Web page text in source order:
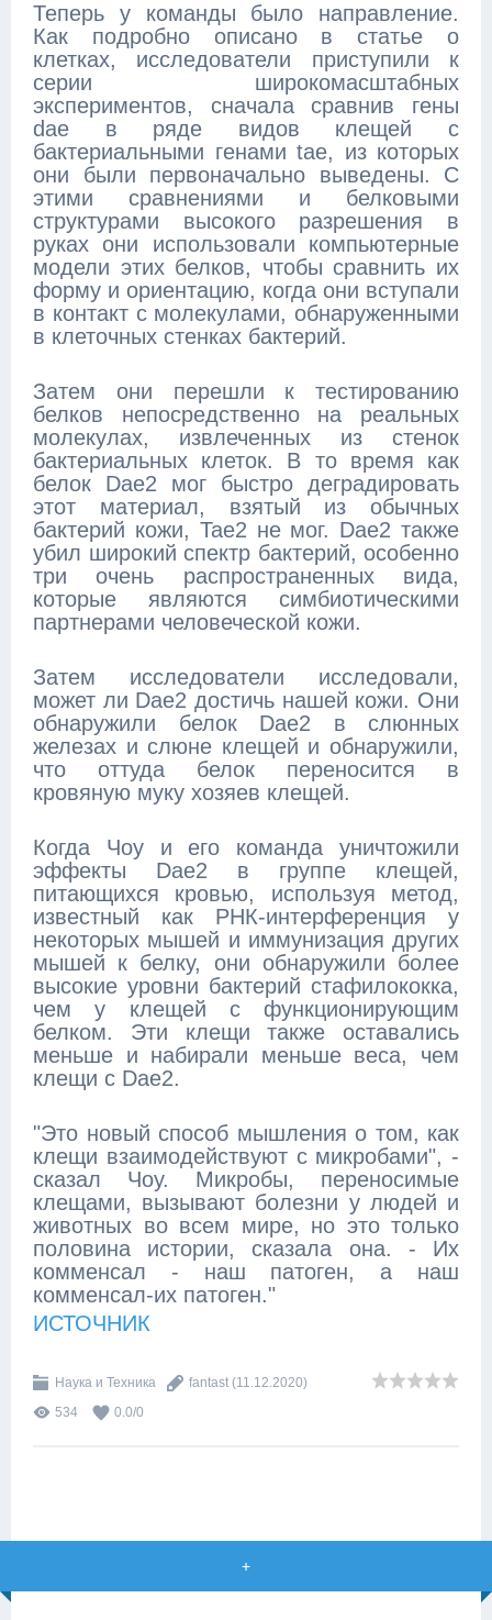
Теперь у команды было направление.
Как подробно описано в статье о
клетках, исследователи приступили к
серии широкомасштабных
экспериментов, сначала сравнив гены
dae в ряде видов клещей с
бактериальными генами tae, из которых
они были первоначально выведены. С
этими сравнениями и белковыми
структурами высокого разрешения в
руках они использовали компьютерные
модели этих белков, чтобы сравнить их
форму и ориентацию, когда они вступали
в контакт с молекулами, обнаруженными
в клеточных стенках бактерий.
Затем они перешли к тестированию
белков непосредственно на реальных
молекулах, извлеченных из стенок
бактериальных клеток. В то время как
белок Dae2 мог быстро деградировать
этот материал, взятый из обычных
бактерий кожи, Tae2 не мог. Dae2 также
убил широкий спектр бактерий, особенно
три очень распространенных вида,
которые являются симбиотическими
партнерами человеческой кожи.
Затем исследователи исследовали,
может ли Dae2 достичь нашей кожи. Они
обнаружили белок Dae2 в слюнных
железах и слюне клещей и обнаружили,
что оттуда белок переносится в
кровяную муку хозяев клещей.
Когда Чоу и его команда уничтожили
эффекты Dae2 в группе клещей,
питающихся кровью, используя метод,
известный как РНК-интерференция у
некоторых мышей и иммунизация других
мышей к белку, они обнаружили более
высокие уровни бактерий стафилококка,
чем у клещей с функционирующим
белком. Эти клещи также оставались
меньше и набирали меньше веса, чем
клещи с Dae2.
"Это новый способ мышления о том, как
клещи взаимодействуют с микробами", -
сказал Чоу. Микробы, переносимые
клещами, вызывают болезни у людей и
животных во всем мире, но это только
половина истории, сказала она. - Их
комменсал - наш патоген, а наш
комменсал-их патоген."
ИСТОЧНИК
Наука и Техника fantast (11.12.2020)
534
0.0/0
+